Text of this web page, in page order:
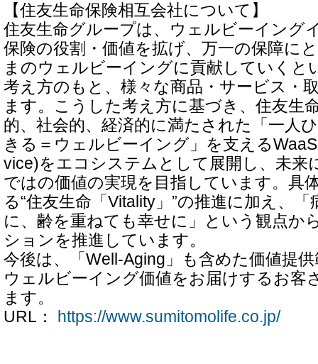
【住友生命保険相互会社について】
住友生命グループは、ウェルビーイング
保険の役割・価値を拡げ、万一の保障に
まのウェルビーイングに貢献していくと
考え方のもと、様々な商品・サービス・
ます。こうした考え方に基づき、住友生
的、社会的、経済的に満たされた「一人
きる＝ウェルビーイング」を支える
vice)をエコシステムとして展開し、未来
ではの価値の実現を目指しています。具
る“住友生命「Vitality」”の推進に加え、
に、齢を重ねても幸せに」という観点か
ションを推進しています。
今後は、「Well-Aging」も含めた価値提
ウェルビーイング価値をお届けするお客
ます。
URL：
https://www.sumitomolife.co.jp/